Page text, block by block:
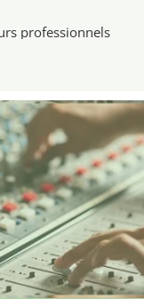
professionnels